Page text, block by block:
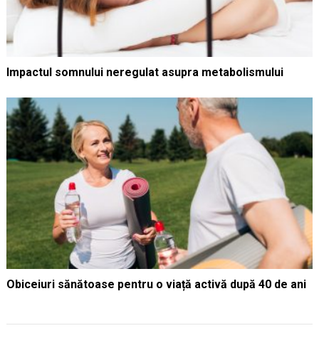
Impactul somnului neregulat asupra metabolismului
Obiceiuri sănătoase pentru o viață activă după 40 de ani